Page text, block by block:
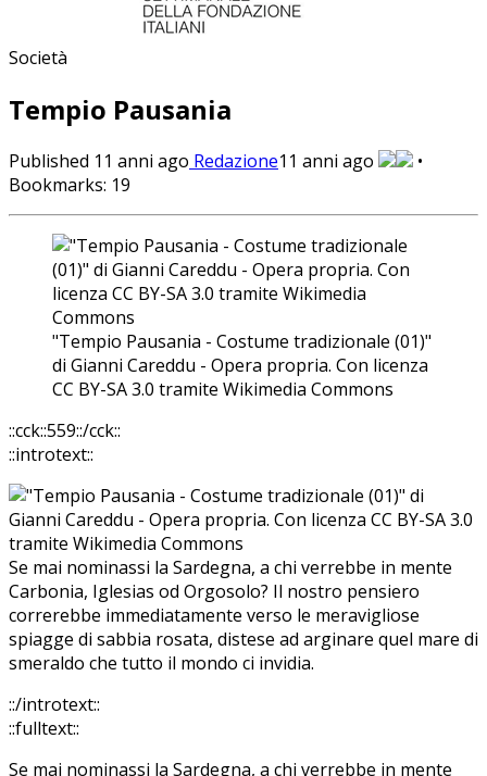
Società
Tempio Pausania
Published 11 anni ago Redazione11 anni ago
•
Bookmarks: 19
"Tempio Pausania - Costume tradizionale (01)"
di Gianni Careddu - Opera propria. Con licenza
CC BY-SA 3.0 tramite Wikimedia Commons
::cck::559::/cck::
::introtext::
Se mai nominassi la Sardegna, a chi verrebbe in mente
Carbonia, Iglesias od Orgosolo? Il nostro pensiero
correrebbe immediatamente verso le meravigliose
spiagge di sabbia rosata, distese ad arginare quel mare di
smeraldo che tutto il mondo ci invidia.
::/introtext::
::fulltext::
Se mai nominassi la Sardegna, a chi verrebbe in mente